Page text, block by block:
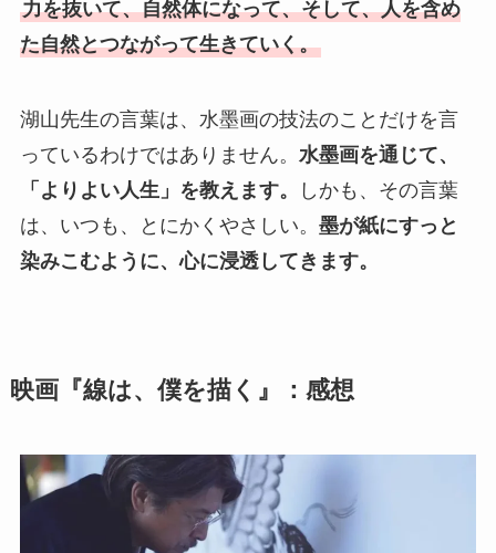
力を抜いて、自然体になって、そして、人を含め
た自然とつながって生きていく。
湖山先生の言葉は、水墨画の技法のことだけを言
っているわけではありません。 水墨画を通じて、
「よりよい人生」を教えます。
しかも、その言葉
は、いつも、とにかくやさしい。 墨が紙にすっと
染みこむように、心に浸透してきます。
映画『線は、僕を描く』：感想